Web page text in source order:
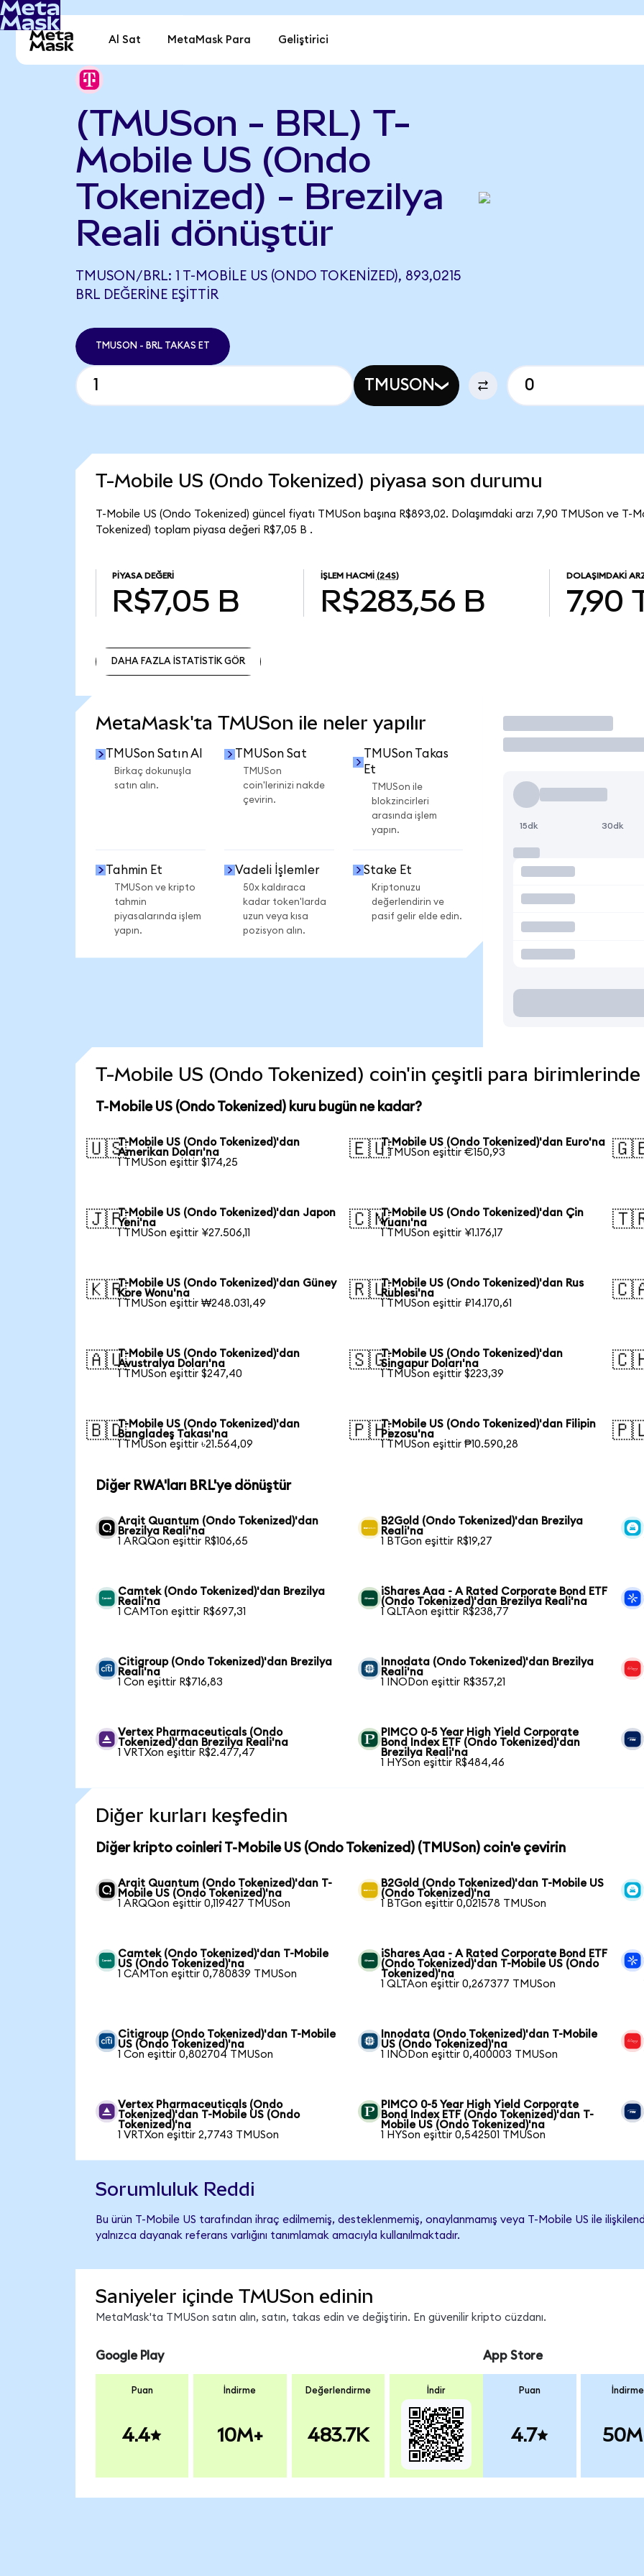
Al Sat MetaMask Para Geliştirici
(TMUSon - BRL) T-
Mobile US (Ondo
Tokenized) - Brezilya
Reali dönüştür
TMUSON/BRL: 1 T-MOBILE US (ONDO TOKENIZED), 893,0215
BRL DEĞERINE EŞITTIR
TMUSON - BRL TAKAS ET
TMUSON
T-Mobile US (Ondo Tokenized) piyasa son durumu
T-Mobile US (Ondo Tokenized) güncel fiyatı TMUSon başına R$893,02. Dolaşımdaki arzı 7,90 TMUSon ve T-
Tokenized) toplam piyasa değeri R$7,05 B .
PIYASA DEĞERI
R$7,05 B
İŞLEM HACMI (24S)
R$283,56 B
DOLAŞIMDAKI
7,90
DAHA FAZLA İSTATİSTİK GÖR
MetaMask'ta TMUSon ile neler yapılır
TMUSon Satın Al
Birkaç dokunuşla
satın alın.
TMUSon Sat
TMUSon
coin'lerinizi nakde
çevirin.
TMUSon Takas
Et
TMUSon ile
blokzincirleri
arasında işlem
yapın.
Tahmin Et
TMUSon ve kripto
tahmin
piyasalarında işlem
yapın.
Vadeli İşlemler
50x kaldıraca
kadar token'larda
uzun veya kısa
pozisyon alın.
Stake Et
Kriptonuzu
değerlendirin ve
pasif gelir elde edin.
İşlem Yap
15dk 30dk
T-Mobile US (Ondo Tokenized) coin'in çeşitli para
T-Mobile US (Ondo Tokenized) kuru bugün ne kadar?
🇺🇸T-Mobile US (Ondo Tokenized)'dan
Amerikan Doları'na
1 TMUSon eşittir $174,25
🇪🇺T-Mobile US (Ondo Tokenized)'dan Euro'na
1 TMUSon eşittir €150,93
🇯🇵T-Mobile US (Ondo Tokenized)'dan Japon
Yeni'na
1 TMUSon eşittir ¥27.506,11
🇨🇳T-Mobile US (Ondo Tokenized)'dan Çin
Yuanı'na
1 TMUSon eşittir ¥1.176,17
🇰🇷T-Mobile US (Ondo Tokenized)'dan Güney
Kore Wonu'na
1 TMUSon eşittir ₩248.031,49
🇷🇺T-Mobile US (Ondo Tokenized)'dan Rus
Rublesi'na
1 TMUSon eşittir ₽14.170,61
🇦🇺T-Mobile US (Ondo Tokenized)'dan
Avustralya Doları'na
1 TMUSon eşittir $247,40
🇸🇬T-Mobile US (Ondo Tokenized)'dan
Singapur Doları'na
1 TMUSon eşittir $223,39
🇧🇩T-Mobile US (Ondo Tokenized)'dan
Bangladeş Takası'na
1 TMUSon eşittir ৳21.564,09
🇵🇭T-Mobile US (Ondo Tokenized)'dan Filipin
Pezosu'na
1 TMUSon eşittir ₱10.590,28
Diğer RWA'ları BRL'ye dönüştür
Arqit Quantum (Ondo Tokenized)'dan
Brezilya Reali'na
1 ARQQon eşittir R$106,65
B2Gold (Ondo Tokenized)'dan Brezilya
Reali'na
1 BTGon eşittir R$19,27
Camtek (Ondo Tokenized)'dan Brezilya
Reali'na
1 CAMTon eşittir R$697,31
iShares Aaa - A Rated Corporate Bond ETF
(Ondo Tokenized)'dan Brezilya Reali'na
1 QLTAon eşittir R$238,77
Citigroup (Ondo Tokenized)'dan Brezilya
Reali'na
1 Con eşittir R$716,83
Innodata (Ondo Tokenized)'dan Brezilya
Reali'na
1 INODon eşittir R$357,21
Vertex Pharmaceuticals (Ondo
Tokenized)'dan Brezilya Reali'na
1 VRTXon eşittir R$2.477,47
PIMCO 0-5 Year High Yield Corporate
Bond Index ETF (Ondo Tokenized)'dan
Brezilya Reali'na
1 HYSon eşittir R$484,46
Diğer kurları keşfedin
Diğer kripto coinleri T-Mobile US (Ondo Tokenized) (TMUSon) coin'e çevirin
Arqit Quantum (Ondo Tokenized)'dan T-
Mobile US (Ondo Tokenized)'na
1 ARQQon eşittir 0,119427 TMUSon
B2Gold (Ondo Tokenized)'dan T-Mobile US
(Ondo Tokenized)'na
1 BTGon eşittir 0,021578 TMUSon
Camtek (Ondo Tokenized)'dan T-Mobile
US (Ondo Tokenized)'na
1 CAMTon eşittir 0,780839 TMUSon
iShares Aaa - A Rated Corporate Bond ETF
(Ondo Tokenized)'dan T-Mobile US (Ondo
Tokenized)'na
1 QLTAon eşittir 0,267377 TMUSon
Citigroup (Ondo Tokenized)'dan T-Mobile
US (Ondo Tokenized)'na
1 Con eşittir 0,802704 TMUSon
Innodata (Ondo Tokenized)'dan T-Mobile
US (Ondo Tokenized)'na
1 INODon eşittir 0,400003 TMUSon
Vertex Pharmaceuticals (Ondo
Tokenized)'dan T-Mobile US (Ondo
Tokenized)'na
1 VRTXon eşittir 2,7743 TMUSon
PIMCO 0-5 Year High Yield Corporate
Bond Index ETF (Ondo Tokenized)'dan T-
Mobile US (Ondo Tokenized)'na
1 HYSon eşittir 0,542501 TMUSon
Sorumluluk Reddi
Bu ürün T-Mobile US tarafından ihraç edilmemiş, desteklenmemiş, onaylanmamış veya T-Mobile US ile
yalnızca dayanak referans varlığını tanımlamak amacıyla kullanılmaktadır.
Saniyeler içinde TMUSon edinin
MetaMask'ta TMUSon satın alın, satın, takas edin ve değiştirin. En güvenilir kripto cüzdanı.
Google Play
Puan
4.4
İndirme
10M+
Değerlendirme
483.7K
İndir
App Store
Puan
4.7
İndirme